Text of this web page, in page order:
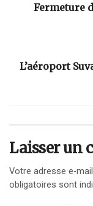
Fermeture
L’aéroport
Laisser un
Votre adresse e-
obligatoires sont